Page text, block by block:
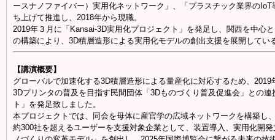
ースナノファイバー）実用化ネットワーク」、「プラスチック業界の
ち上げて推進し、2018年から現職。
2019年３月に「Kansai-3D実用化プロジェクト」を発足し、関西を中心
の構築により、3D積層造形による実用化モデルの創出支援を展開してい
【講演概要】
グローバルで加速化する3D積層造形による量産化に対応するため、
3Dプリンタの普及を目指す民間団体「3Dものづくり普及促進会」との
ト」を発足致しました。
本プロジェクトでは、同会を母体に産官学の広域ネットワークを構築し
約300社を超えるユーザーを支援対象企業として、装置導入、実用化開